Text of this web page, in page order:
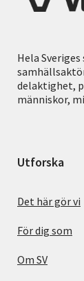
Hela
delaktighet,
människor,
Utforska
Det här gör vi
För dig som
Om SV